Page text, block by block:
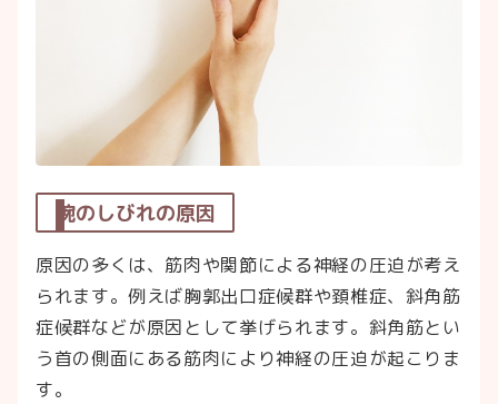
腕のしびれの原因
原因の多くは、筋肉や関節による神経の圧迫が考え
られます。例えば胸郭出口症候群や頚椎症、斜角筋
症候群などが原因として挙げられます。斜角筋とい
う首の側面にある筋肉により神経の圧迫が起こりま
す。